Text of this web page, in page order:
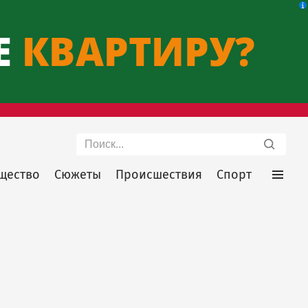
Поиск
Сюжеты Происшествия Спорт